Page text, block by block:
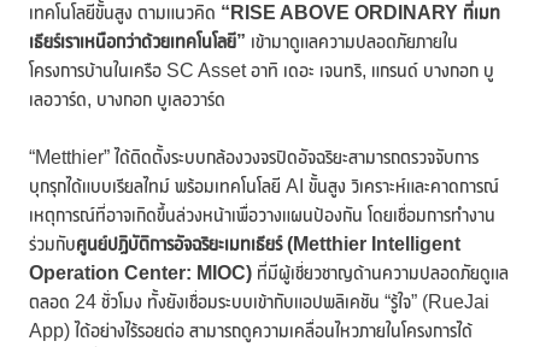
เทคโนโลยีขั้นสูง ตามแนวคิด “ RISE ABOVE ORDINARY ที่เมท
เธียร์เราเหนือกว่าด้วยเทคโนโลยี” เข้ามาดูแลความปลอดภัยภายใน
โครงการบ้านในเครือ SC Asset อาทิ เดอะ เจนทริ, แกรนด์ บางกอก บู
เลอวาร์ด, บางกอก บูเลอวาร์ด
“Metthier” ได้ติดตั้งระบบกล้องวงจรปิดอัจฉริยะสามารถตรวจจับการ
บุกรุกได้แบบเรียลไทม์ พร้อมเทคโนโลยี AI ขั้นสูง วิเคราะห์และคาดการณ์
เหตุการณ์ที่อาจเกิดขึ้นล่วงหน้าเพื่อวางแผนป้องกัน โดยเชื่อมการทำงาน
ร่วมกับศูนย์ปฏิบัติการอัจฉริยะเมทเธียร์ (Metthier Intelligent
Operation Center: MIOC) ที่มีผู้เชี่ยวชาญด้านความปลอดภัยดูแล
ตลอด 24 ชั่วโมง ทั้งยังเชื่อมระบบเข้ากับแอปพลิเคชัน “รู้ใจ” (RueJai
App) ได้อย่างไร้รอยต่อ สามารถดูความเคลื่อนไหวภายในโครงการได้